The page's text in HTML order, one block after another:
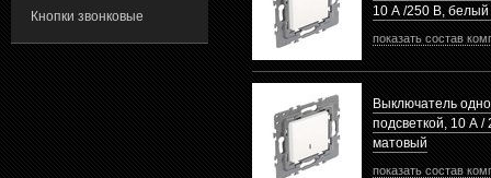
Кнопки звонковые
10 А /250 В,
показать состав
Выключатель
подсветкой, 10 А
матовый
показать состав